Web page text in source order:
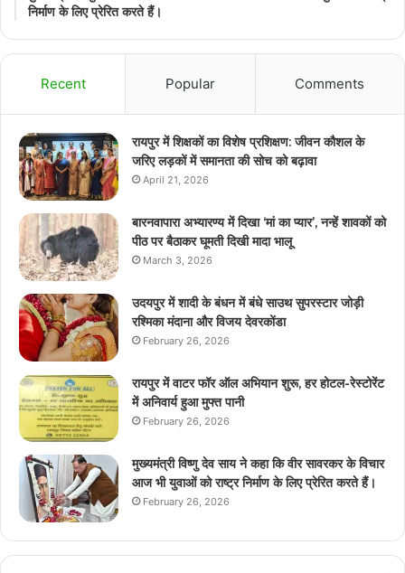
निर्माण के लिए प्रेरित करते हैं।
Recent Popular Comments
रायपुर में शिक्षकों का विशेष प्रशिक्षण: जीवन कौशल के
जरिए लड़कों में समानता की सोच को बढ़ावा
April 21, 2026
बारनवापारा अभ्यारण्य में दिखा ‘मां का प्यार’, नन्हें शावकों को
पीठ पर बैठाकर घूमती दिखी मादा भालू
March 3, 2026
उदयपुर में शादी के बंधन में बंधे साउथ सुपरस्टार जोड़ी
रश्मिका मंदाना और विजय देवरकोंडा
February 26, 2026
रायपुर में वाटर फॉर ऑल अभियान शुरू, हर होटल-रेस्टोरेंट
में अनिवार्य हुआ मुफ्त पानी
February 26, 2026
मुख्यमंत्री विष्णु देव साय ने कहा कि वीर सावरकर के विचार
आज भी युवाओं को राष्ट्र निर्माण के लिए प्रेरित करते हैं।
February 26, 2026